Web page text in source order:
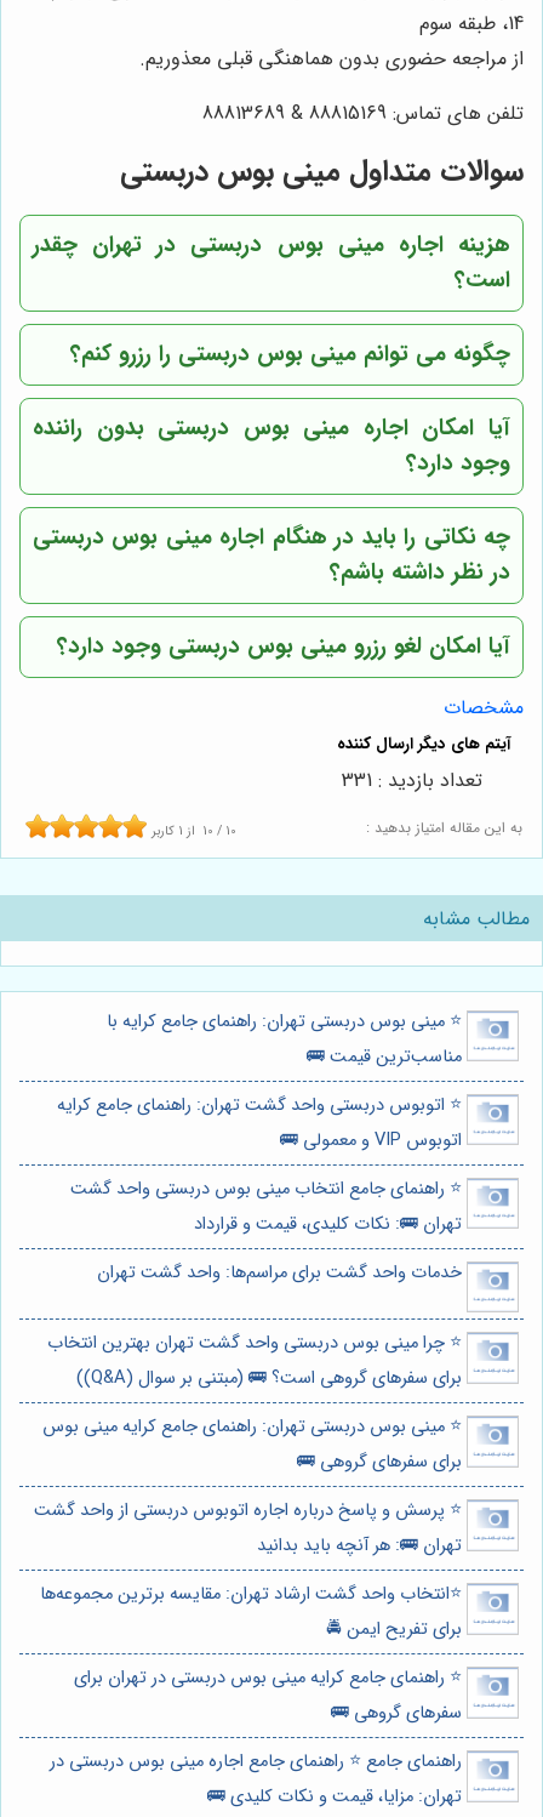
14، طبقه سوم
از مراجعه حضوری بدون هماهنگی قبلی معذوریم.
تلفن های تماس: 88815169 & 88813689
سوالات متداول مینی بوس دربستی
هزینه اجاره مینی بوس دربستی در تهران چقدر
است؟
چگونه می توانم مینی بوس دربستی را رزرو کنم؟
آیا امکان اجاره مینی بوس دربستی بدون راننده
وجود دارد؟
چه نکاتی را باید در هنگام اجاره مینی بوس دربستی
در نظر داشته باشم؟
آیا امکان لغو رزرو مینی بوس دربستی وجود دارد؟
مشخصات
به این مقاله امتیاز بدهید : 10 / 10 از 1 کاربر
تعداد بازدید : 331
مطالب مشابه
⭐️ مینی بوس دربستی تهران: راهنمای جامع کرایه با
مناسب‌ترین قیمت 🚌
⭐️ اتوبوس دربستی واحد گشت تهران: راهنمای جامع کرایه
اتوبوس VIP و معمولی 🚌
⭐️ راهنمای جامع انتخاب مینی بوس دربستی واحد گشت
تهران 🚌: نکات کلیدی، قیمت و قرارداد
خدمات واحد گشت برای مراسم‌ها: واحد گشت تهران
⭐️ چرا مینی بوس دربستی واحد گشت تهران بهترین انتخاب
برای سفرهای گروهی است؟ 🚌 (مبتنی بر سوال (Q&A))
⭐️ مینی بوس دربستی تهران: راهنمای جامع کرایه مینی بوس
برای سفرهای گروهی 🚌
⭐️ پرسش و پاسخ درباره اجاره اتوبوس دربستی از واحد گشت
تهران 🚌: هر آنچه باید بدانید
⭐️انتخاب واحد گشت ارشاد تهران: مقایسه برترین مجموعه‌ها
برای تفریح ایمن 🚔
⭐️ راهنمای جامع کرایه مینی بوس دربستی در تهران برای
سفرهای گروهی 🚌
راهنمای جامع ⭐️ راهنمای جامع اجاره مینی بوس دربستی در
تهران: مزایا، قیمت و نکات کلیدی 🚌